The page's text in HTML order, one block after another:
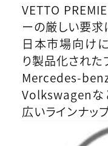
VETTO
ーの厳しい要求
日本市場向け
り製品化された
Mercedes-
Volkswagenな
広いラインナッ